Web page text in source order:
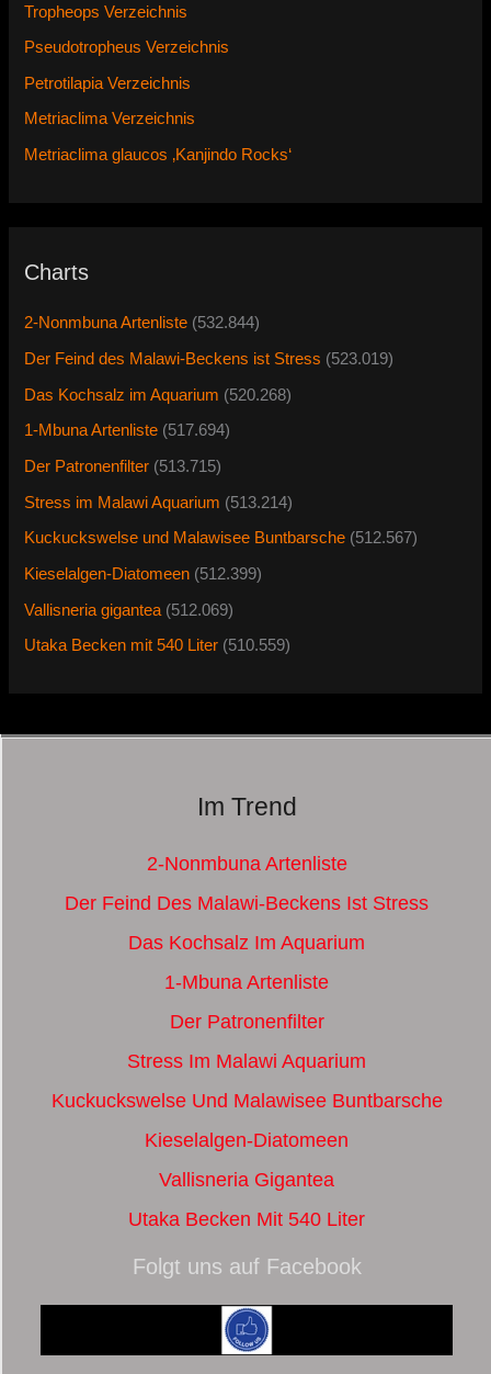
Tropheops Verzeichnis
Pseudotropheus Verzeichnis
Petrotilapia Verzeichnis
Metriaclima Verzeichnis
Metriaclima glaucos ‚Kanjindo Rocks‘
Charts
2-Nonmbuna Artenliste (532.844)
Der Feind des Malawi-Beckens ist Stress (523.019)
Das Kochsalz im Aquarium (520.268)
1-Mbuna Artenliste (517.694)
Der Patronenfilter (513.715)
Stress im Malawi Aquarium (513.214)
Kuckuckswelse und Malawisee Buntbarsche (512.567)
Kieselalgen-Diatomeen (512.399)
Vallisneria gigantea (512.069)
Utaka Becken mit 540 Liter (510.559)
Im Trend
2-Nonmbuna Artenliste
Der Feind Des Malawi-Beckens Ist Stress
Das Kochsalz Im Aquarium
1-Mbuna Artenliste
Der Patronenfilter
Stress Im Malawi Aquarium
Kuckuckswelse Und Malawisee Buntbarsche
Kieselalgen-Diatomeen
Vallisneria Gigantea
Utaka Becken Mit 540 Liter
Folgt uns auf Facebook